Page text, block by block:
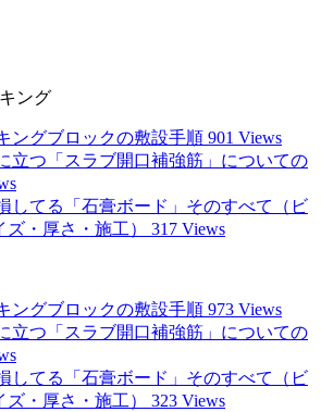
ング
ングブロックの敷設手順 901 Views
立つ「スラブ開口補強筋」についての
してる「石膏ボード」そのすべて（ビ
・厚さ・施工）
317 Views
ングブロックの敷設手順 973 Views
立つ「スラブ開口補強筋」についての
してる「石膏ボード」そのすべて（ビ
・厚さ・施工）
323 Views